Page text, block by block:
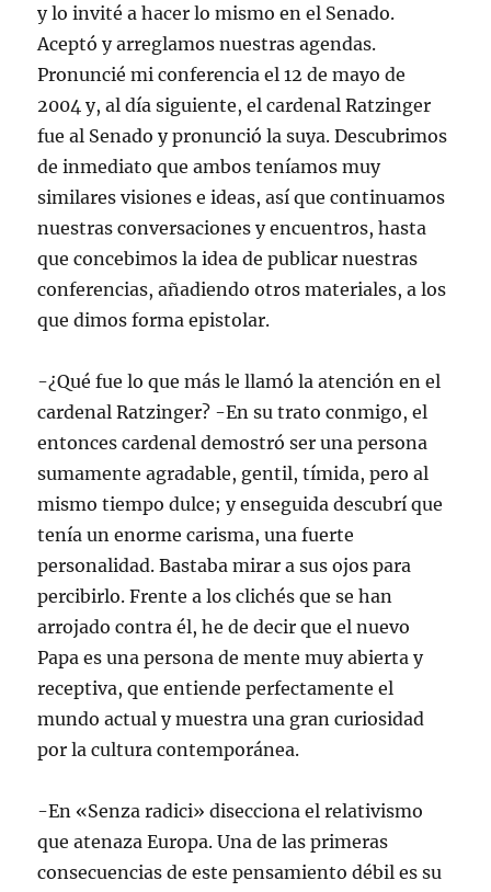
y lo invité a hacer lo mismo en el Senado.
Aceptó y arreglamos nuestras agendas.
Pronuncié mi conferencia el 12 de mayo de
2004 y, al día siguiente, el cardenal Ratzinger
fue al Senado y pronunció la suya. Descubrimos
de inmediato que ambos teníamos muy
similares visiones e ideas, así que continuamos
nuestras conversaciones y encuentros, hasta
que concebimos la idea de publicar nuestras
conferencias, añadiendo otros materiales, a los
que dimos forma epistolar.
-¿Qué fue lo que más le llamó la atención en el
cardenal Ratzinger? -En su trato conmigo, el
entonces cardenal demostró ser una persona
sumamente agradable, gentil, tímida, pero al
mismo tiempo dulce; y enseguida descubrí que
tenía un enorme carisma, una fuerte
personalidad. Bastaba mirar a sus ojos para
percibirlo. Frente a los clichés que se han
arrojado contra él, he de decir que el nuevo
Papa es una persona de mente muy abierta y
receptiva, que entiende perfectamente el
mundo actual y muestra una gran curiosidad
por la cultura contemporánea.
-En «Senza radici» disecciona el relativismo
que atenaza Europa. Una de las primeras
consecuencias de este pensamiento débil es su